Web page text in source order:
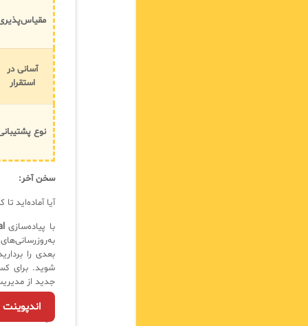
آسانی در
استقرار
نوع
سخن آخر:
آیا آماده‌اید
با پیاده‌سازی
بعدی را
شوید. برای
جدید از